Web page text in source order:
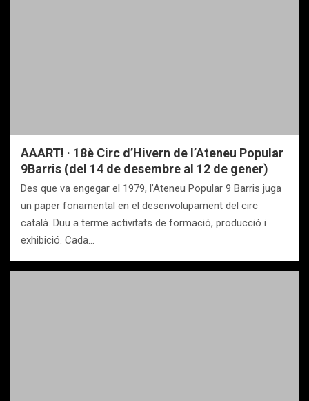
AAART! · 18è Circ d’Hivern de l’Ateneu Popular
9Barris (del 14 de desembre al 12 de gener)
Des que va engegar el 1979, l’Ateneu Popular 9 Barris juga
un paper fonamental en el desenvolupament del circ
català. Duu a terme activitats de formació, producció i
exhibició. Cada…